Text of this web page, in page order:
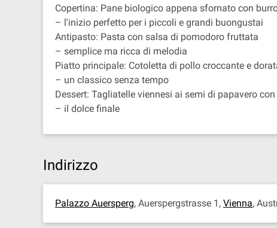
Copertina: Pane biologico appena sfornato con
– l'inizio perfetto per i piccoli e grandi buongustai
Antipasto: Pasta con salsa di pomodoro fruttata
– semplice ma ricca di melodia
Piatto principale: Cotoletta di pollo croccante e
– un classico senza tempo
Dessert: Tagliatelle viennesi ai semi di papavero
– il dolce finale
Indirizzo
Palazzo Auersperg, Auerspergstrasse 1, Vienna,